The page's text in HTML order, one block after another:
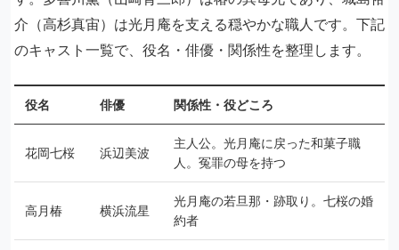
介（高杉真宙）は光月庵を支える穏やかな職人です。下記
のキャスト一覧で、役名・俳優・関係性を整理します。
役名 俳優 関係性・役どころ
花岡七桜 浜辺美波
主人公。光月庵に戻った和菓子職
人。冤罪の母を持つ
高月椿 横浜流星
光月庵の若旦那・跡取り。七桜の婚
約者